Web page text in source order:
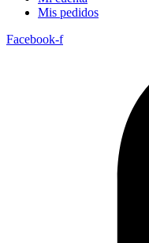
Mis pedidos
Facebook-f